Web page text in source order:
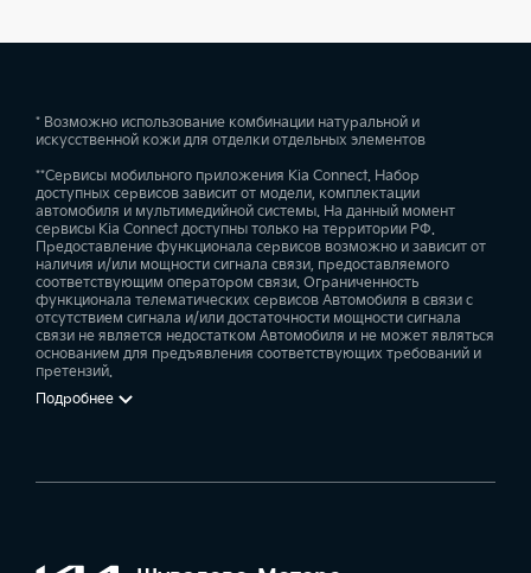
Комплектация Luxe дополняется системой климат-
контроля с двумя зонами, противотуманными
фарами, датчиками парковки, светодиодными
ходовыми огнями Ice-Cube, 16-дюймовыми дисками
из легкого сплава.
В версии Prestige имеется телепатическая система
для подключения со смартфона к машине, доступ
без ключа, датчик дождя. Сзади расположены
диодные фонари, зеркала складываются с
специальная система обеспечивает мониторинг
* Возможно использование комбинации натуральной и
искусственной кожи для отделки отдельных элементов
**Сервисы мобильного приложения Kia Connect. Набор
доступных сервисов зависит от модели, комплектации
автомобиля и мультимедийной системы. На данный момент
сервисы Kia Connect доступны только на территории РФ.
Предоставление функционала сервисов возможно и зависит от
наличия и/или мощности сигнала связи, предоставляемого
соответствующим оператором связи. Ограниченность
функционала телематических сервисов Автомобиля в связи с
отсутствием сигнала и/или достаточности мощности сигнала
связи не является недостатком Автомобиля и не может являться
основанием для предъявления соответствующих требований и
претензий.
Подробнее